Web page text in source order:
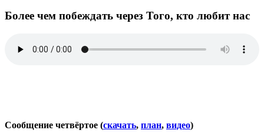
Более чем побеждать через Того, кто любит нас
Сообщение четвёртое (скачать, план, видео)